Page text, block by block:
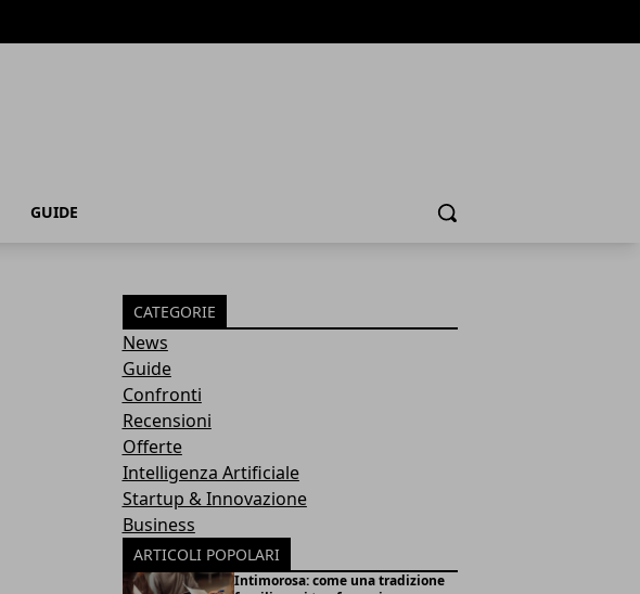
GUIDE Cerca
CATEGORIE
News
Guide
Confronti
Recensioni
Offerte
Intelligenza Artificiale
Startup & Innovazione
Business
ARTICOLI POPOLARI
Intimorosa: come una tradizione